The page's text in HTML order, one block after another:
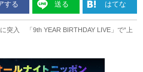
する 送る はてな
突入 「9th YEAR BIRTHDAY LIVE」で“上